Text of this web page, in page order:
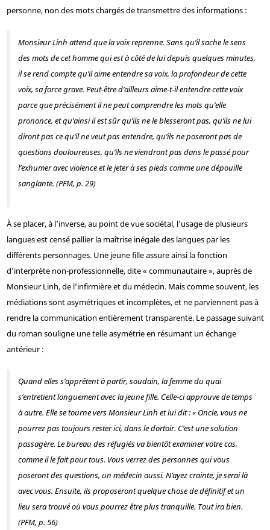
personne, non des mots chargés de transmettre des informations :
Monsieur Linh attend que la voix reprenne. Sans qu’il sache le sens
des mots de cet homme qui est à côté de lui depuis quelques minutes,
il se rend compte qu’il aime entendre sa voix, la profondeur de cette
voix, sa force grave. Peut-être d’ailleurs aime-t-il entendre cette voix
parce que précisément il ne peut comprendre les mots qu’elle
prononce, et qu’ainsi il est sûr qu’ils ne le blesseront pas, qu’ils ne lui
diront pas ce qu’il ne veut pas entendre, qu’ils ne poseront pas de
questions douloureuses, qu’ils ne viendront pas dans le passé pour
l’exhumer avec violence et le jeter à ses pieds comme une dépouille
sanglante. (PFM, p. 29)
À se placer, à l’inverse, au point de vue sociétal, l’usage de plusieurs
langues est censé pallier la maîtrise inégale des langues par les
différents personnages. Une jeune fille assure ainsi la fonction
d’interprète non-professionnelle, dite « communautaire », auprès de
Monsieur Linh, de l’infirmière et du médecin. Mais comme souvent, les
médiations sont asymétriques et incomplètes, et ne parviennent pas à
rendre la communication entièrement transparente. Le passage suivant
du roman souligne une telle asymétrie en résumant un échange
antérieur :
Quand elles s’apprêtent à partir, soudain, la femme du quai
s’entretient longuement avec la jeune fille. Celle-ci approuve de temps
à autre. Elle se tourne vers Monsieur Linh et lui dit : « Oncle, vous ne
pourrez pas toujours rester ici, dans le dortoir. C’est une solution
passagère. Le bureau des réfugiés va bientôt examiner votre cas,
comme il le fait pour tous. Vous verrez des personnes qui vous
poseront des questions, un médecin aussi. N’ayez crainte, je serai là
avec vous. Ensuite, ils proposeront quelque chose de définitif et un
lieu sera trouvé où vous pourrez être plus tranquille. Tout ira bien.
(PFM, p. 56)